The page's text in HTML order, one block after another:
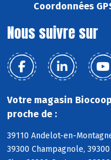
Coordonnées
Nous suivre sur
Votre magasin
proche de :
39110 Andelot-en-
39300 Champagnole,